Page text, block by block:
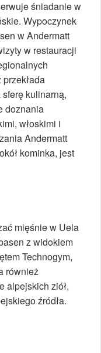
śniadanie w
Wypoczynek
w Andermatt
w restauracji
kulinarną,
doznania
włoskimi i
Andermatt
kominka, jest
mięśnie w Uela
z widokiem
Technogym,
również
alpejskich ziół,
źródła.